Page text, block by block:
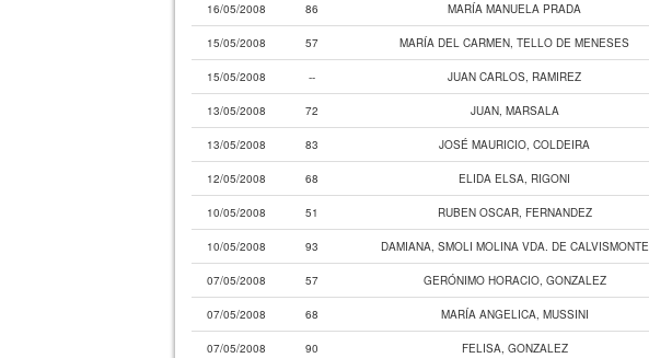
16/05/2008 86 MARÍA MANUELA PRADA
15/05/2008 57 MARÍA DEL CARMEN, TELLO DE MENESES
15/05/2008 -- JUAN CARLOS, RAMIREZ
13/05/2008 72 JUAN, MARSALA
13/05/2008 83 JOSÉ MAURICIO, COLDEIRA
12/05/2008 68 ELIDA ELSA, RIGONI
10/05/2008 51 RUBEN OSCAR, FERNANDEZ
10/05/2008 93 DAMIANA, SMOLI MOLINA VDA. DE CALVISMONTE
07/05/2008 57 GERÓNIMO HORACIO, GONZALEZ
07/05/2008 68 MARÍA ANGELICA, MUSSINI
07/05/2008 90 FELISA, GONZALEZ